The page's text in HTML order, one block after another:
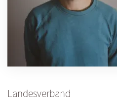
Landesverband